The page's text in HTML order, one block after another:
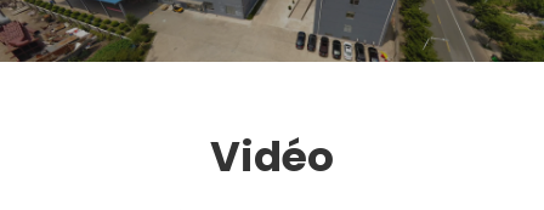
Vidéo